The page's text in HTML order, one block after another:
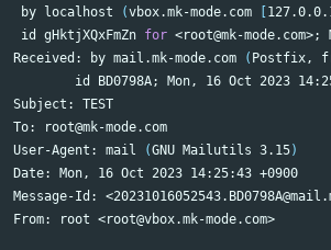
by localhost
(vbox.mk-mode.com
id gHktjXQxFmZn for <root@mk-mode.com>;
Received: by mail.mk-mode.com
( Postfix,
id
BD0798A; Mon, 16 Oct 2023
Subject: TEST
To: root@mk-mode.com
User-Agent: mail
(GNU Mailutils 3.15)
Date: Mon, 16 Oct 2023 14:25:43 +0900
Message-Id:
From: root <root@vbox.mk-mode.com>